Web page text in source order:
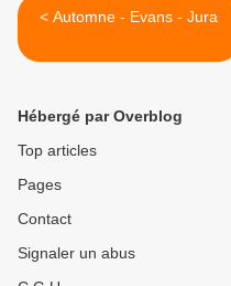
< Automne - Evans - Jura
Hébergé par Overblog
Top articles
Pages
Contact
Signaler un abus